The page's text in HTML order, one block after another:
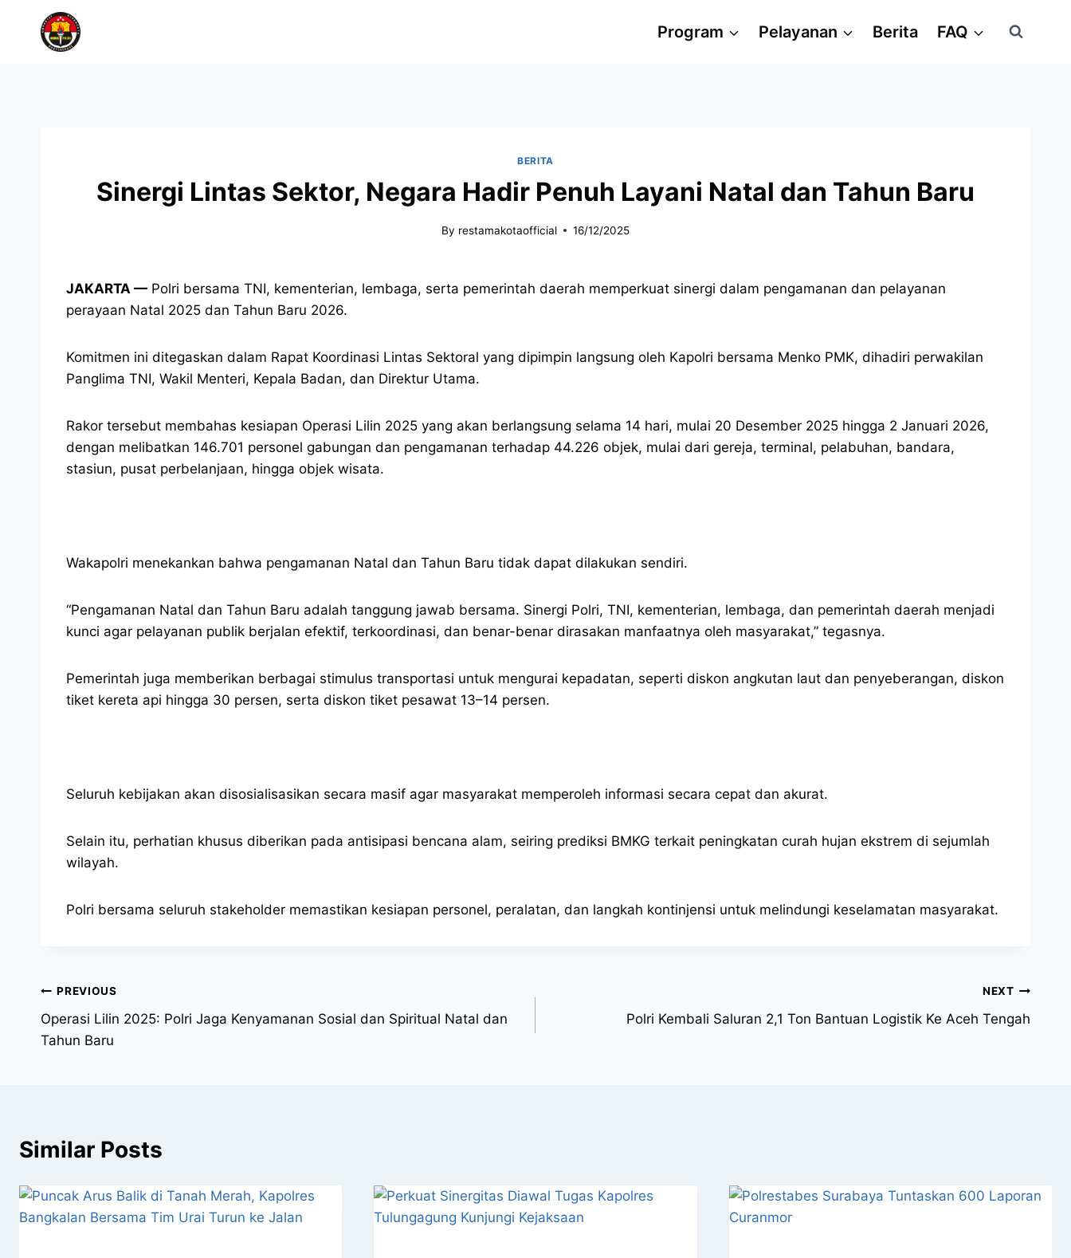
Program Pelayanan Berita FAQ
BERITA
Sinergi Lintas Sektor, Negara Hadir Penuh Layani Natal dan Tahun Baru
By restamakotaofficial 16/12/2025
JAKARTA — Polri bersama TNI, kementerian, lembaga, serta pemerintah daerah memperkuat sinergi dalam pengamanan dan pelayanan
perayaan Natal 2025 dan Tahun Baru 2026.
Komitmen ini ditegaskan dalam Rapat Koordinasi Lintas Sektoral yang dipimpin langsung oleh Kapolri bersama Menko PMK, dihadiri perwakilan
Panglima TNI, Wakil Menteri, Kepala Badan, dan Direktur Utama.
Rakor tersebut membahas kesiapan Operasi Lilin 2025 yang akan berlangsung selama 14 hari, mulai 20 Desember 2025 hingga 2 Januari 2026,
dengan melibatkan 146.701 personel gabungan dan pengamanan terhadap 44.226 objek, mulai dari gereja, terminal, pelabuhan, bandara,
stasiun, pusat perbelanjaan, hingga objek wisata.
Wakapolri menekankan bahwa pengamanan Natal dan Tahun Baru tidak dapat dilakukan sendiri.
“Pengamanan Natal dan Tahun Baru adalah tanggung jawab bersama. Sinergi Polri, TNI, kementerian, lembaga, dan pemerintah daerah menjadi
kunci agar pelayanan publik berjalan efektif, terkoordinasi, dan benar-benar dirasakan manfaatnya oleh masyarakat,” tegasnya.
Pemerintah juga memberikan berbagai stimulus transportasi untuk mengurai kepadatan, seperti diskon angkutan laut dan penyeberangan, diskon
tiket kereta api hingga 30 persen, serta diskon tiket pesawat 13–14 persen.
Seluruh kebijakan akan disosialisasikan secara masif agar masyarakat memperoleh informasi secara cepat dan akurat.
Selain itu, perhatian khusus diberikan pada antisipasi bencana alam, seiring prediksi BMKG terkait peningkatan curah hujan ekstrem di sejumlah
wilayah.
Polri bersama seluruh stakeholder memastikan kesiapan personel, peralatan, dan langkah kontinjensi untuk melindungi keselamatan masyarakat.
PREVIOUS
Operasi Lilin 2025: Polri Jaga Kenyamanan Sosial dan Spiritual Natal dan
Tahun Baru
NEXT
Polri Kembali Saluran 2,1 Ton Bantuan Logistik Ke Aceh Tengah
Similar Posts